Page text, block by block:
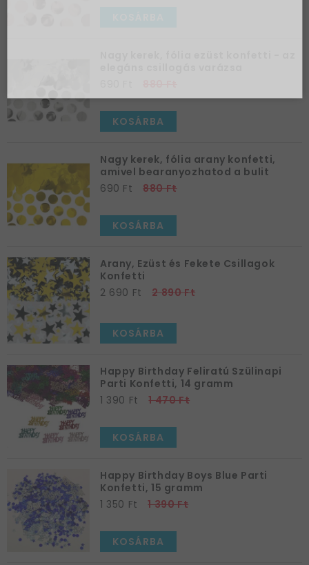
KOSÁRBA
Nagy kerek, fólia arany konfetti,
amivel bearanyozhatod a bulit
690 Ft
880 Ft
KOSÁRBA
Arany, Ezüst és Fekete Csillagok
Konfetti
2 690 Ft
2 890 Ft
KOSÁRBA
Happy Birthday Feliratú Szülinapi
Parti Konfetti, 14 gramm
1 390 Ft
1 470 Ft
KOSÁRBA
Happy Birthday Boys Blue Parti
Konfetti, 15 gramm
1 350 Ft
1 390 Ft
KOSÁRBA